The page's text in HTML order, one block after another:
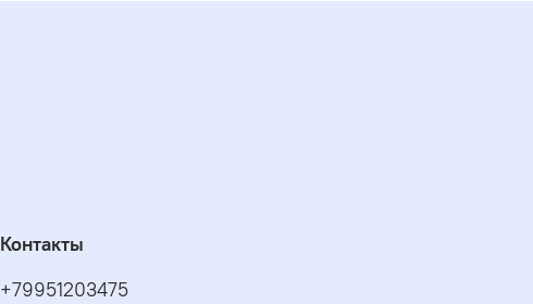
Контакты
+79951203475